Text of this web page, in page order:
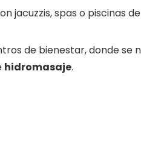
jacuzzis, spas o piscinas
de bienestar, donde se
hidromasaje.